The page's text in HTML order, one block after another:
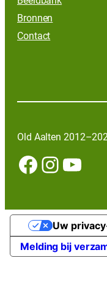
Bronnen
Contact
Old Aalten
Facebook InstagramYouTube
Melding bij
Uw